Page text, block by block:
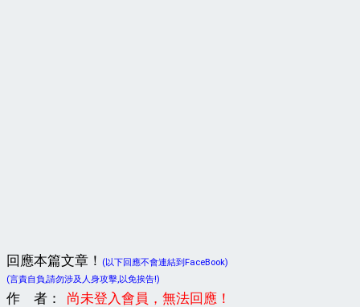
回應本篇文章！
(以下回應不會連結到FaceBook)
(言責自負,請勿涉及人身攻擊,以免挨告!)
作 者：
尚未登入會員，無法回應！